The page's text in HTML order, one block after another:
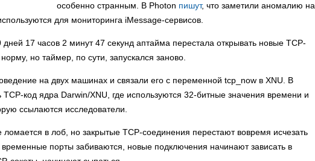
особенно странным. В Photon пишут, что заметили аномалию на
для мониторинга iMessage-сервисов.
17 часов 2 минут 47 секунд аптайма перестала открывать новые TCP-
но таймер, по сути, запускался заново.
на двух машинах и связали его с переменной tcp_now в XNU. В
TCP-код ядра Darwin/XNU, где используются 32-битные значения времени и
ссылаются исследователи.
ломается в лоб, но закрытые TCP-соединения перестают вовремя исчезать
порты забиваются, новые подключения начинают зависать в